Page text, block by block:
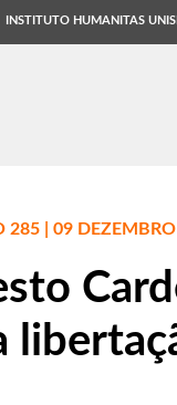
INSTITUTO HUMANITAS
285 | 09